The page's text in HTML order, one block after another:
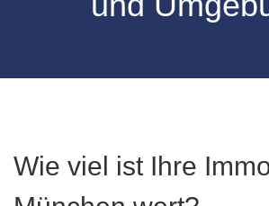
Wie viel ist Ihre